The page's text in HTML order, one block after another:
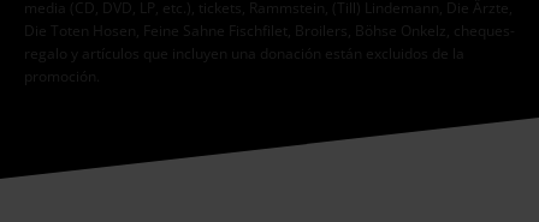
media (CD, DVD, LP, etc.), tickets, Rammstein, (Till) Lindemann, Die Ärzte,
Die Toten Hosen, Feine Sahne Fischfilet, Broilers, Böhse Onkelz, cheques-
regalo y artículos que incluyen una donación están excluidos de la
promoción.